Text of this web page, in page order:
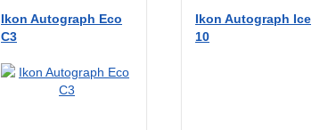
Ikon Autograph Eco
C3
Ikon Autograph Ice
10